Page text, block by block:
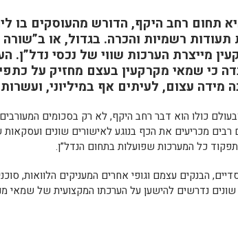
תחום רחב היקף, הדורש מהעוסקים בו
רשמיות והכרה. בגדול, או
מייצרת הערכות שווי של נכסי נדל”ן.
כי שמאי מקרקעין בעצם מחזיק על
מידה עצום, לעיתים אף במיליוני,
כולו הוא דבר רחב היקף, לא רק בסכומים
רבים מכריעים את הכף בנוגע לאישורים שונים
כל המערכות שפועלות בתחום הנדל”ן.
הבנקים עצמם וגופי אחרים המעניקים הלוואות,
שונים נדרשים להישען על הערכתו המקצועית של שמאי